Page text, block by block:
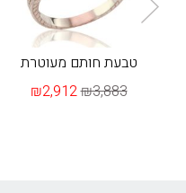
טבעת חותם מעוטרת
₪2,912₪3,883